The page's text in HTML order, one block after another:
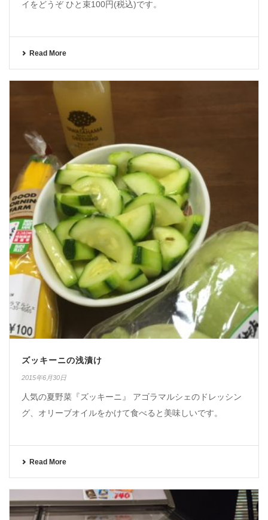
イをどうぞ ひと束100円(税込)です。
Read More
ズッキーニの浅漬け
2015年6月30日
人気の夏野菜『ズッキーニ』 アゴラマルシェのドレッシン
グ、オリーブオイルをかけて食べると美味しいです。
Read More